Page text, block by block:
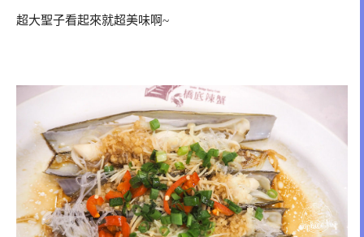
超大聖子看起來就超美味啊~